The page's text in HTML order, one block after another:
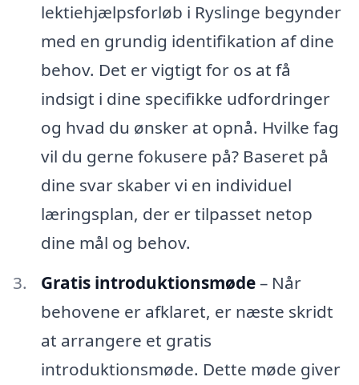
lektiehjælpsforløb i Ryslinge begynder
med en grundig identifikation af dine
behov. Det er vigtigt for os at få
indsigt i dine specifikke udfordringer
og hvad du ønsker at opnå. Hvilke fag
vil du gerne fokusere på? Baseret på
dine svar skaber vi en individuel
læringsplan, der er tilpasset netop
dine mål og behov.
Gratis introduktionsmøde– Når
behovene er afklaret, er næste skridt
at arrangere et gratis
introduktionsmøde. Dette møde giver